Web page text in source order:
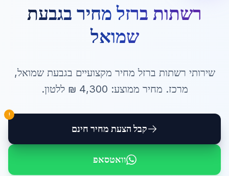
רשתות ברזל מחיר בגבעת
שמואל
שירותי רשתות ברזל מחיר מקצועיים בגבעת שמואל,
מרכז. מחיר ממוצע: 4,300 ₪ ללטון.
קבל הצעת מחיר חינם
!
וואטסאפ